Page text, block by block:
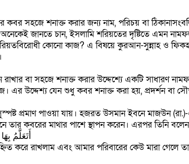
কবর সহজে শনাক্ত করার জন্য নাম, পরিচয় বা
জানতে চান, ইসলামি শরিয়তের দৃষ্টিতে এমন
কোনো কাজ? এ বিষয়ে কুরআন-সুন্নাহ ও
বা সহজে শনাক্ত করার উদ্দেশ্যে একটি সাধারণ
এর উদ্দেশ্য যেন শুধু কবর শনাক্ত করা হয়, প্রদর্শন বা
প্রমাণ পাওয়া যায়। হজরত উসমান ইবনে মাজউন
তার কবরের মাথার পাশে স্থাপন করেন। এরপর তিনি
أَتَعَلَّمُ
করে রাখলাম এবং আমার পরিবারের কেউ মারা গেলে